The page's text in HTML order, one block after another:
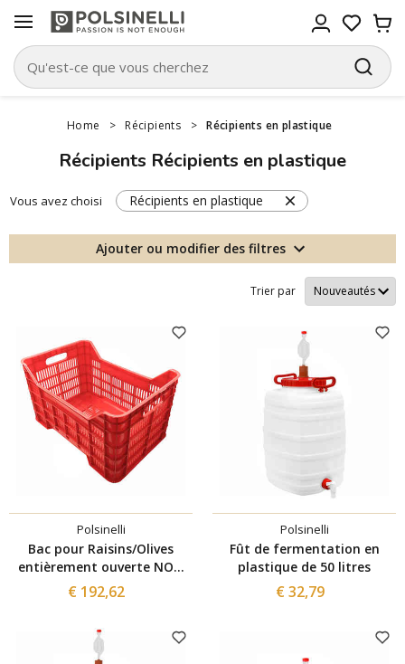
Home > Récipients > Récipients en plastique
Récipients Récipients en plastique
Vous avez choisi Récipients en plastique
Ajouter ou modifier des filtres
Trier par
Polsinelli
Bac pour Raisins/Olives
entièrement ouverte NON
EMPILABLE (48 pièces)
€ 192,62
Polsinelli
Fût de fermentation en
plastique de 50 litres
€ 32,79